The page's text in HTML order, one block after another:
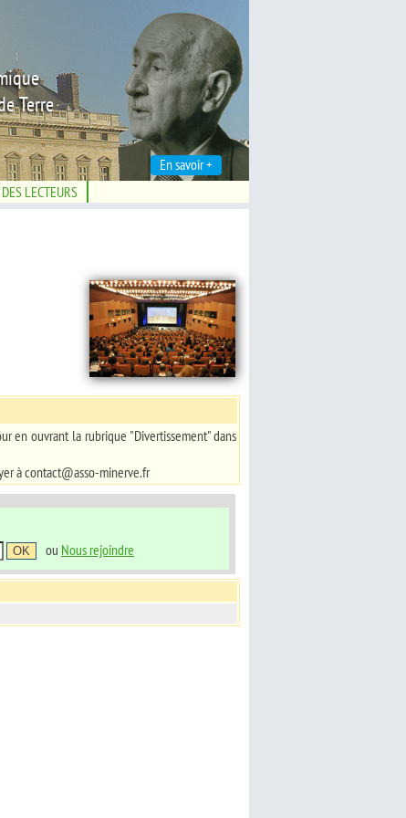
En savoir +
Terre
LECTEURS
en ouvrant la rubrique "Divertissement" dans
à contact@asso-minerve.fr
ou Nous rejoindre